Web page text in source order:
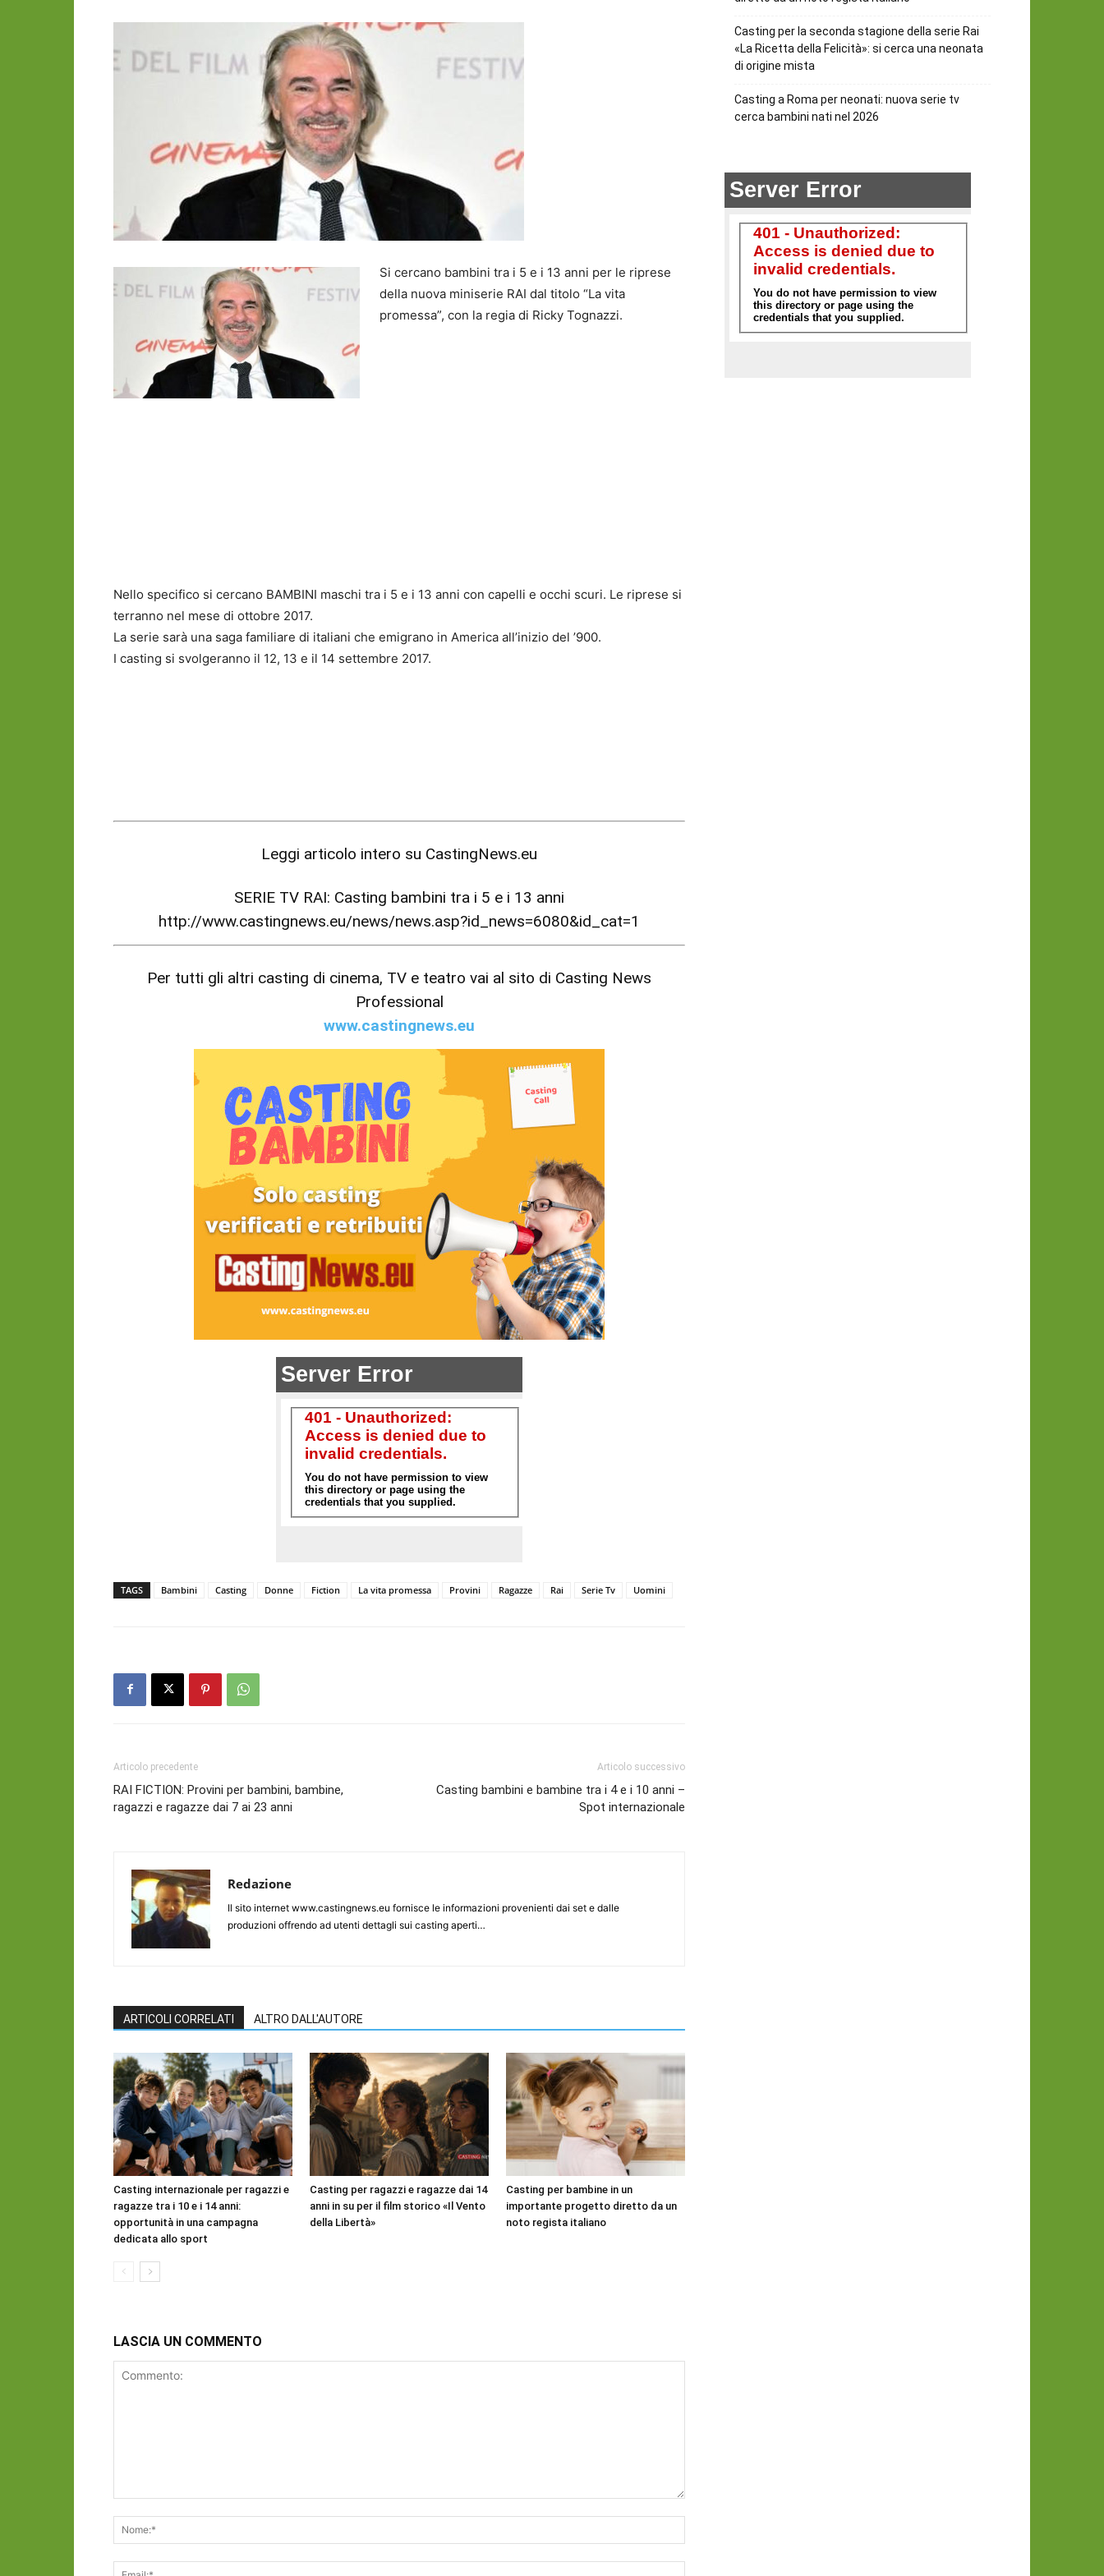
Si cercano bambini tra i 5 e i 13 anni per le riprese
della nuova miniserie RAI dal titolo “La vita
promessa”, con la regia di Ricky Tognazzi.
Nello specifico si cercano BAMBINI maschi tra i 5 e i 13 anni con capelli e occhi scuri. Le riprese si
terranno nel mese di ottobre 2017.
La serie sarà una saga familiare di italiani che emigrano in America all’inizio del ’900.
I casting si svolgeranno il 12, 13 e il 14 settembre 2017.
Leggi articolo intero su CastingNews.eu
SERIE TV RAI: Casting bambini tra i 5 e i 13 anni
http://www.castingnews.eu/news/news.asp?id_news=6080&id_cat=1
Per tutti gli altri casting di cinema, TV e teatro vai al sito di Casting News
Professional
www.castingnews.eu
TAGS Bambini Casting Donne Fiction La vita promessa Provini Ragazze Rai Serie Tv Uomini
Articolo precedente
RAI FICTION: Provini per bambini, bambine,
ragazzi e ragazze dai 7 ai 23 anni
Articolo successivo
Casting bambini e bambine tra i 4 e i 10 anni –
Spot internazionale
Redazione
Il sito internet www.castingnews.eu fornisce le informazioni provenienti dai set e dalle
produzioni offrendo ad utenti dettagli sui casting aperti…
ARTICOLI CORRELATI ALTRO DALL'AUTORE
Casting internazionale per ragazzi e
ragazze tra i 10 e i 14 anni:
opportunità in una campagna
dedicata allo sport
Casting per ragazzi e ragazze dai 14
anni in su per il film storico «Il Vento
della Libertà»
Casting per bambine in un
importante progetto diretto da un
noto regista italiano
LASCIA UN COMMENTO
Casting per la seconda stagione della serie Rai
«La Ricetta della Felicità»: si cerca una neonata
di origine mista
Casting a Roma per neonati: nuova serie tv
cerca bambini nati nel 2026